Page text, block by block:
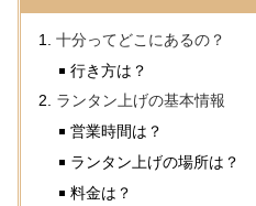
十分ってどこにあるの？
行き方は？
ランタン上げの基本情報
営業時間は？
ランタン上げの場所は？
料金は？